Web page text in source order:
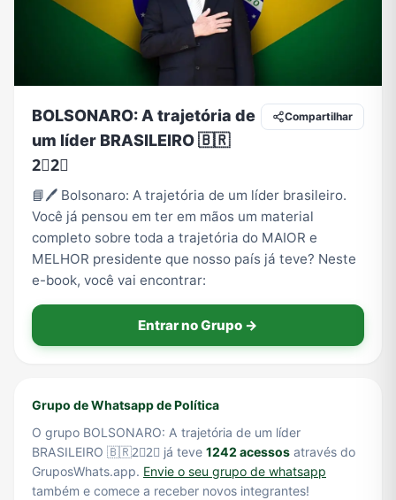
Vídeos
BOLSONARO: A trajetória de
um líder BRASILEIRO 🇧🇷
2⃣2⃣
Compartilhar
📘🖊️ Bolsonaro: A trajetória de um líder brasileiro.
Você já pensou em ter em mãos um material
completo sobre toda a trajetória do MAIOR e
MELHOR presidente que nosso país já teve? Neste
e-book, você vai encontrar:
Entrar no Grupo →
Grupo de Whatsapp de Política
O grupo BOLSONARO: A trajetória de um líder
BRASILEIRO 🇧🇷2⃣2⃣ já teve 1242 acessos através do
GruposWhats.app. Envie o seu grupo de whatsapp
também e comece a receber novos integrantes!